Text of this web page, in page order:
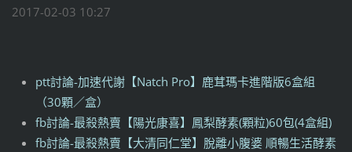
2017-02-03 10:27
ptt討論-加速代謝【Natch Pro】鹿茸瑪卡進階版6盒組
（30顆／盒）
fb討論-最殺熱賣【陽光康喜】鳳梨酵素(顆粒)60包(4盒組)
fb討論-最殺熱賣【大清同仁堂】脫離小腹婆 順暢生活酵素